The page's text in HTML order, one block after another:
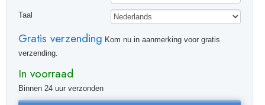
Taal
Gratis verzending Kom nu in aanmerking voor gratis
verzending.
In voorraad
Binnen 24 uur verzonden